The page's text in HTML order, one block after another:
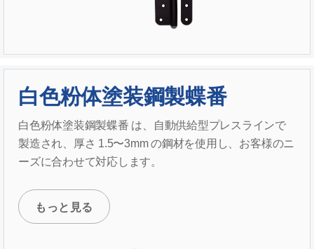
白色粉体塗装鋼製蝶番
白色粉体塗装鋼製蝶番 は、自動供給型プレスラインで
製造され、厚さ 1.5〜3mm の鋼材を使用し、お客様のニ
ーズに合わせて対応します。
もっと見る